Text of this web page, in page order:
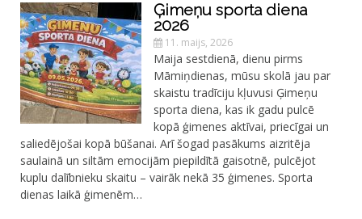
Ģimeņu sporta diena
2026
11. maijs, 2026
Maija sestdienā, dienu pirms
Māmiņdienas, mūsu skolā jau par
skaistu tradīciju kļuvusi Ģimeņu
sporta diena, kas ik gadu pulcē
kopā ģimenes aktīvai, priecīgai un
saliedējošai kopā būšanai. Arī šogad pasākums aizritēja
saulainā un siltām emocijām piepildītā gaisotnē, pulcējot
kuplu dalībnieku skaitu – vairāk nekā 35 ģimenes. Sporta
dienas laikā ģimenēm…